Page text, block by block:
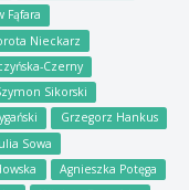
Fąfara
Nieckarz
Czerny
Sikorski
Grzegorz Hankus
Sowa
Agnieszka Potęga